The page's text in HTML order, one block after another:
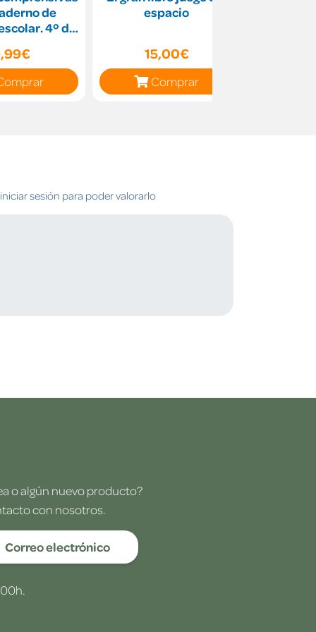
de
4º de
espacio
15,00€
Comprar
sesión para poder valorarlo
o algún nuevo producto?
con nosotros.
Correo electrónico